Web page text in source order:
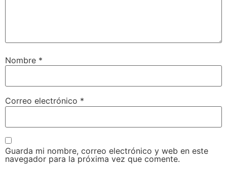
Nombre *
Correo electrónico *
Guarda mi nombre, correo electrónico y web en este
navegador para la próxima vez que comente.